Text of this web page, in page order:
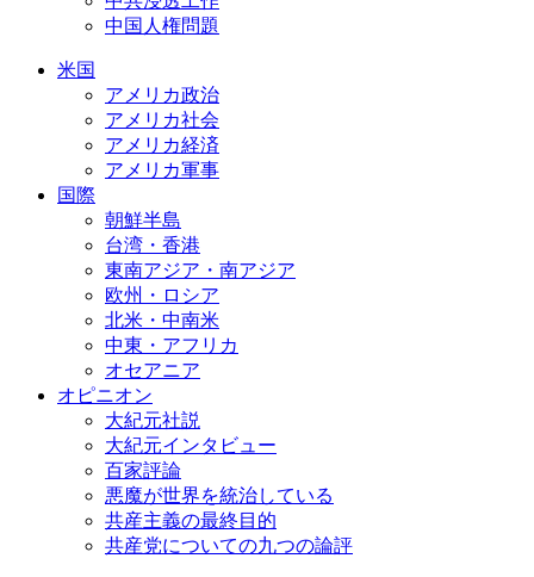
中国人権問題
米国
アメリカ政治
アメリカ社会
アメリカ経済
アメリカ軍事
国際
朝鮮半島
台湾・香港
東南アジア・南アジア
欧州・ロシア
北米・中南米
中東・アフリカ
オセアニア
オピニオン
大紀元社説
大紀元インタビュー
百家評論
悪魔が世界を統治している
共産主義の最終目的
共産党についての九つの論評